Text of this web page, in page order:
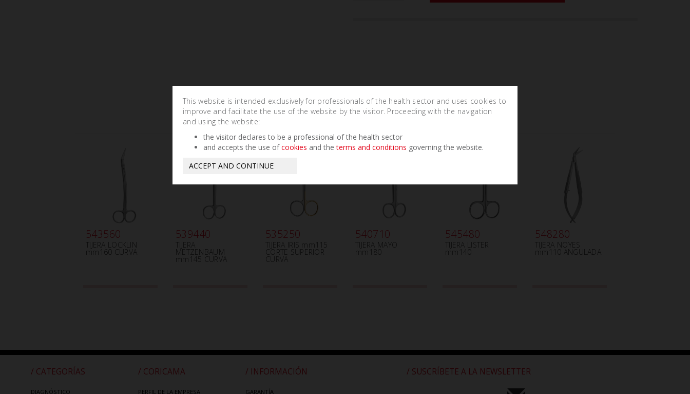
543560
TIJERA LOCKLIN
mm160 CURVA
539440
TIJERA
METZENBAUM
mm145 CURVA
535250
TIJERA IRIS mm115
CORTE SUPERIOR
CURVA
540710
TIJERA MAYO
mm180
545480
TIJERA LISTER
mm140
548280
TIJERA NOYES
mm110 ANGULADA
/ CATEGORÍAS
DIAGNÓSTICO
/ CORICAMA
PERFIL DE LA EMPRESA
/ INFORMACIÓN
GARANTÍA
/ SUSCRÍBETE A LA NEWSLETTER
This website is intended exclusively for professionals of the health sector and uses cookies to
improve and facilitate the use of the website by the visitor. Proceeding with the navigation
and using the website:
the visitor declares to be a professional of the health sector
and accepts the use ofcookies and theterms and conditions governing the website.
ACCEPT AND CONTINUE